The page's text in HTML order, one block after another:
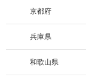
京都府
兵庫県
和歌山県